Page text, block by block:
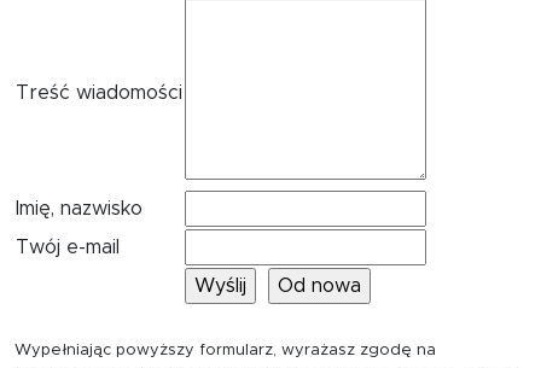
Treść wiadomości
Imię, nazwisko
Twój e-mail
Wypełniając powyższy formularz, wyrażasz zgodę na